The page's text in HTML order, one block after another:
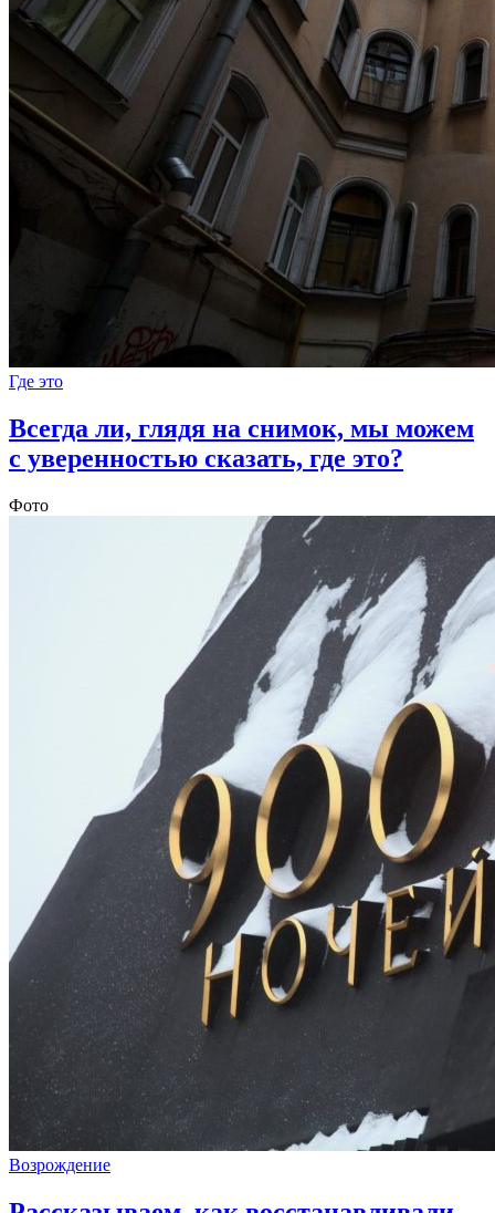
Где это
Всегда ли, глядя на снимок, мы можем
с уверенностью сказать, где это?
Фото
Возрождение